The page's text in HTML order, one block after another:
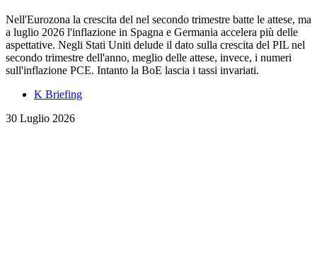
Nell'Eurozona la crescita del nel secondo trimestre batte le attese, ma
a luglio 2026 l'inflazione in Spagna e Germania accelera più delle
aspettative. Negli Stati Uniti delude il dato sulla crescita del PIL nel
secondo trimestre dell'anno, meglio delle attese, invece, i numeri
sull'inflazione PCE. Intanto la BoE lascia i tassi invariati.
K Briefing
30 Luglio 2026